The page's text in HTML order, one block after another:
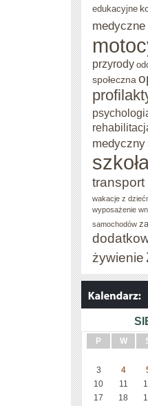
edukacyjne
medyczne
przyrody
społeczna
medyczny
wakacje z
wyposażenie
samochodów
żywienie
P W
3
4
10
11
17
18